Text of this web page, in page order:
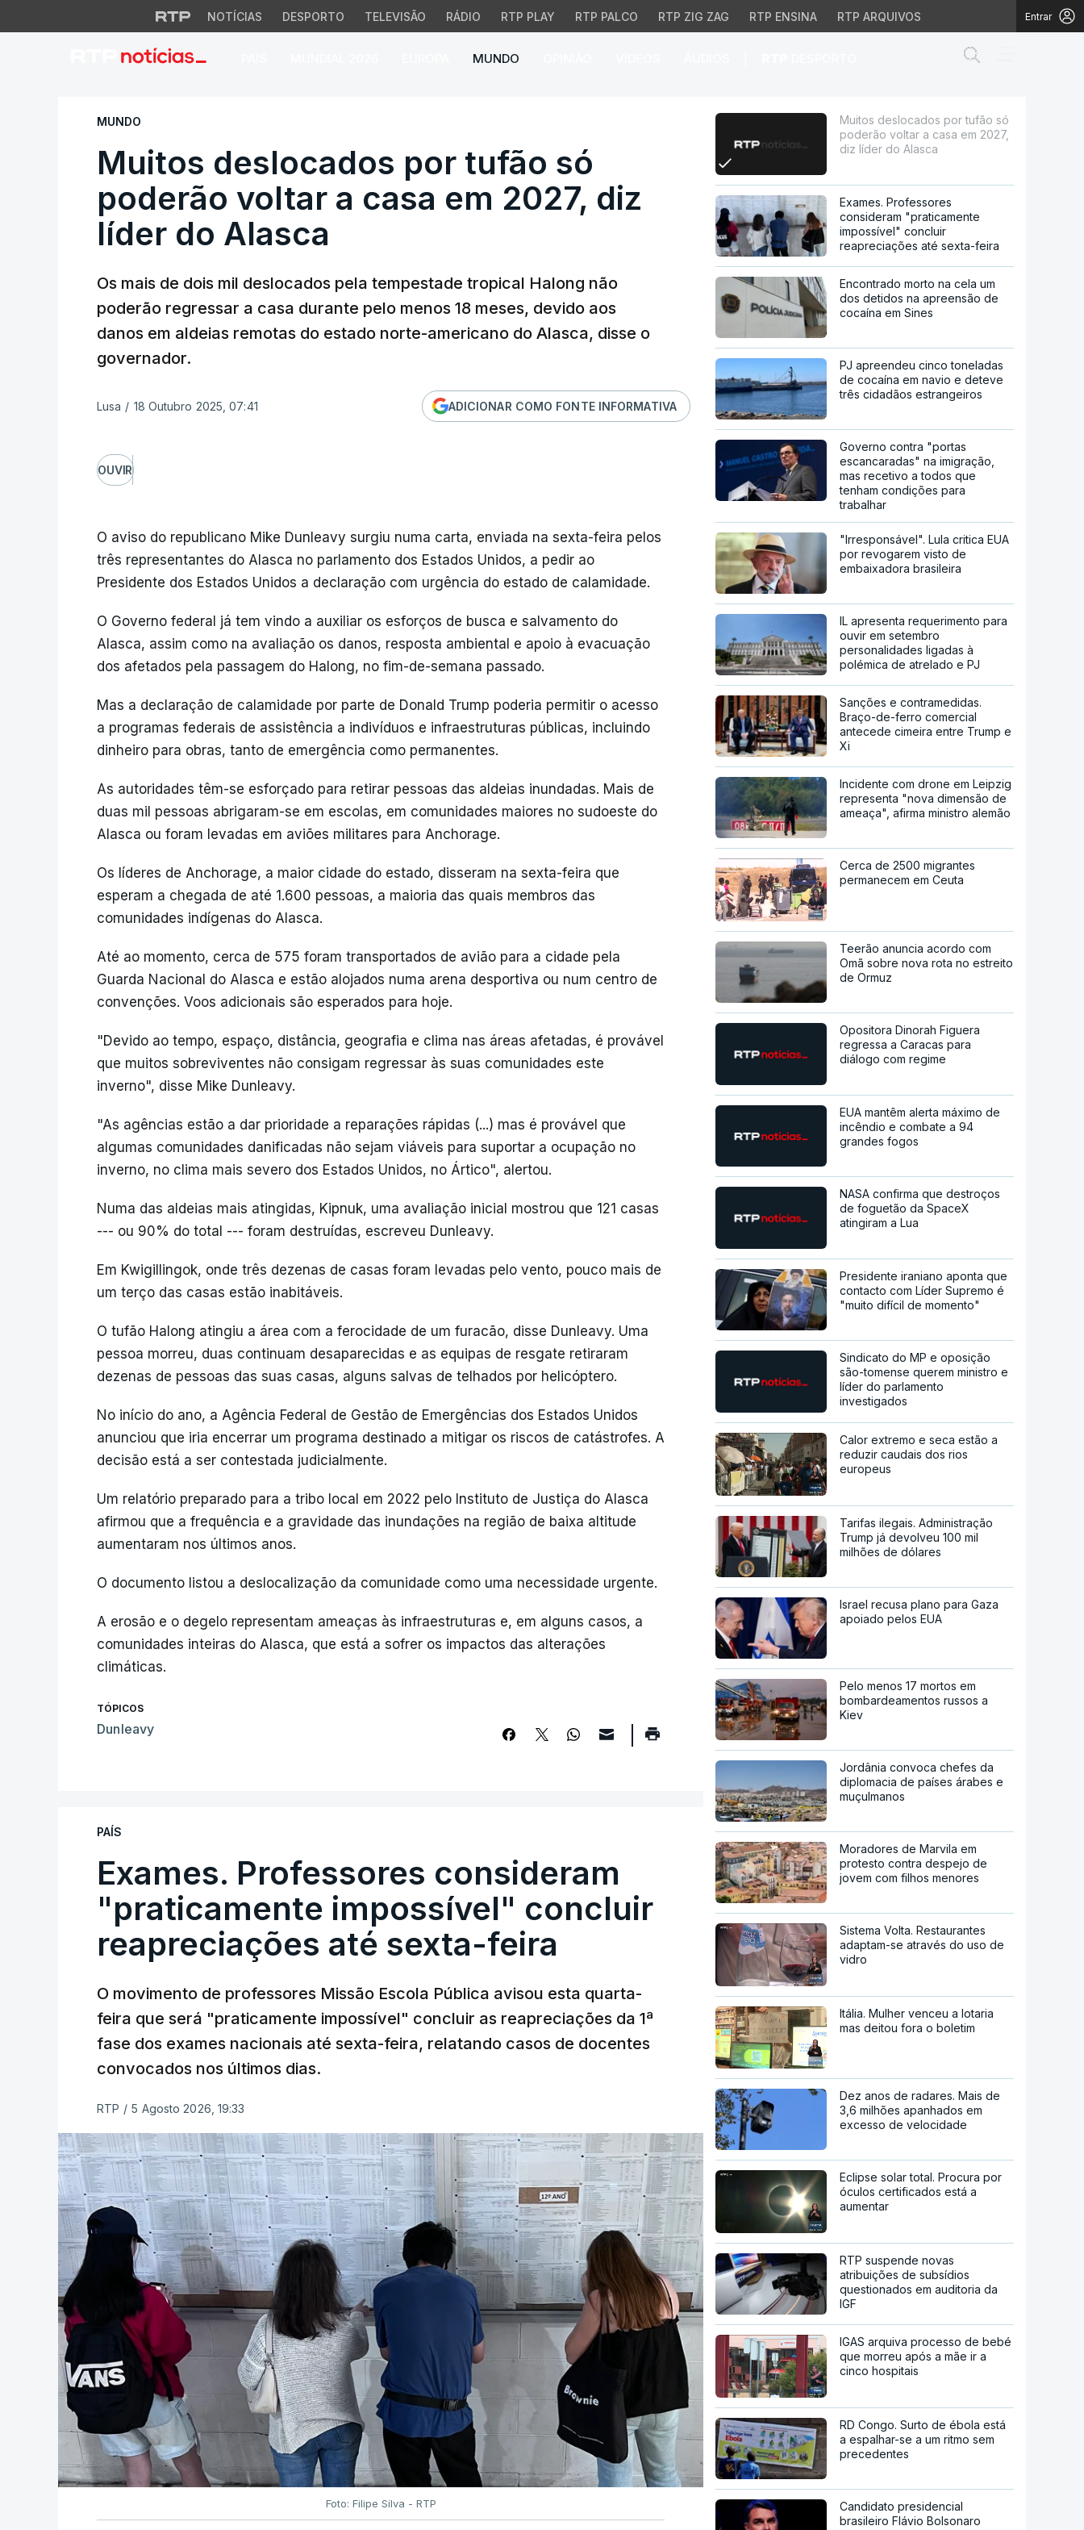
NOTÍCIAS DESPORTO TELEVISÃO RÁDIO RTP PLAY RTP PALCO RTP ZIG ZAG RTP ENSINA RTP ARQUIVOS Entrar
MUNDO
Muitos deslocados por tufão só poderão voltar a casa em 2027,
MUNDO
Muitos deslocados por tufão só
poderão voltar a casa em 2027, diz
líder do Alasca
Os mais de dois mil deslocados pela tempestade tropical Halong não
poderão regressar a casa durante pelo menos 18 meses, devido aos
danos em aldeias remotas do estado norte-americano do Alasca, disse o
governador.
Lusa / 18 Outubro 2025, 07:41 ADICIONAR COMO FONTE INFORMATIVA
OUVIR
O aviso do republicano Mike Dunleavy surgiu numa carta, enviada na sexta-feira pelos
três representantes do Alasca no parlamento dos Estados Unidos, a pedir ao
Presidente dos Estados Unidos a declaração com urgência do estado de calamidade.
O Governo federal já tem vindo a auxiliar os esforços de busca e salvamento do
Alasca, assim como na avaliação os danos, resposta ambiental e apoio à evacuação
dos afetados pela passagem do Halong, no fim-de-semana passado.
Mas a declaração de calamidade por parte de Donald Trump poderia permitir o acesso
a programas federais de assistência a indivíduos e infraestruturas públicas, incluindo
dinheiro para obras, tanto de emergência como permanentes.
As autoridades têm-se esforçado para retirar pessoas das aldeias inundadas. Mais de
duas mil pessoas abrigaram-se em escolas, em comunidades maiores no sudoeste do
Alasca ou foram levadas em aviões militares para Anchorage.
Os líderes de Anchorage, a maior cidade do estado, disseram na sexta-feira que
esperam a chegada de até 1.600 pessoas, a maioria das quais membros das
comunidades indígenas do Alasca.
Até ao momento, cerca de 575 foram transportados de avião para a cidade pela
Guarda Nacional do Alasca e estão alojados numa arena desportiva ou num centro de
convenções. Voos adicionais são esperados para hoje.
"Devido ao tempo, espaço, distância, geografia e clima nas áreas afetadas, é provável
que muitos sobreviventes não consigam regressar às suas comunidades este
inverno", disse Mike Dunleavy.
"As agências estão a dar prioridade a reparações rápidas (...) mas é provável que
algumas comunidades danificadas não sejam viáveis para suportar a ocupação no
inverno, no clima mais severo dos Estados Unidos, no Ártico", alertou.
Numa das aldeias mais atingidas, Kipnuk, uma avaliação inicial mostrou que 121 casas
--- ou 90% do total --- foram destruídas, escreveu Dunleavy.
Em Kwigillingok, onde três dezenas de casas foram levadas pelo vento, pouco mais de
um terço das casas estão inabitáveis.
O tufão Halong atingiu a área com a ferocidade de um furacão, disse Dunleavy. Uma
pessoa morreu, duas continuam desaparecidas e as equipas de resgate retiraram
dezenas de pessoas das suas casas, alguns salvas de telhados por helicóptero.
No início do ano, a Agência Federal de Gestão de Emergências dos Estados Unidos
anunciou que iria encerrar um programa destinado a mitigar os riscos de catástrofes. A
decisão está a ser contestada judicialmente.
Um relatório preparado para a tribo local em 2022 pelo Instituto de Justiça do Alasca
afirmou que a frequência e a gravidade das inundações na região de baixa altitude
aumentaram nos últimos anos.
O documento listou a deslocalização da comunidade como uma necessidade urgente.
A erosão e o degelo representam ameaças às infraestruturas e, em alguns casos, a
comunidades inteiras do Alasca, que está a sofrer os impactos das alterações
climáticas.
TÓPICOS
Dunleavy
PAÍS
Exames. Professores consideram
"praticamente impossível" concluir
reapreciações até sexta-feira
O movimento de professores Missão Escola Pública avisou esta quarta-
feira que será "praticamente impossível" concluir as reapreciações da 1ª
fase dos exames nacionais até sexta-feira, relatando casos de docentes
convocados nos últimos dias.
RTP / 5 Agosto 2026, 19:33
Foto: Filipe Silva - RTP
Muitos deslocados por tufão só
poderão voltar a casa em 2027,
diz líder do Alasca
Exames. Professores
consideram "praticamente
impossível" concluir
reapreciações até sexta-feira
Encontrado morto na cela um
dos detidos na apreensão de
cocaína em Sines
PJ apreendeu cinco toneladas
de cocaína em navio e deteve
três cidadãos estrangeiros
Governo contra "portas
escancaradas" na imigração,
mas recetivo a todos que
tenham condições para
trabalhar
"Irresponsável". Lula critica EUA
por revogarem visto de
embaixadora brasileira
IL apresenta requerimento para
ouvir em setembro
personalidades ligadas à
polémica de atrelado e PJ
Sanções e contramedidas.
Braço-de-ferro comercial
antecede cimeira entre Trump e
Xi
Incidente com drone em Leipzig
representa "nova dimensão de
ameaça", afirma ministro alemão
Cerca de 2500 migrantes
permanecem em Ceuta
Teerão anuncia acordo com
Omã sobre nova rota no estreito
de Ormuz
Opositora Dinorah Figuera
regressa a Caracas para
diálogo com regime
EUA mantêm alerta máximo de
incêndio e combate a 94
grandes fogos
NASA confirma que destroços
de foguetão da SpaceX
atingiram a Lua
Presidente iraniano aponta que
contacto com Líder Supremo é
"muito difícil de momento"
Sindicato do MP e oposição
são-tomense querem ministro e
líder do parlamento
investigados
Calor extremo e seca estão a
reduzir caudais dos rios
europeus
Tarifas ilegais. Administração
Trump já devolveu 100 mil
milhões de dólares
Israel recusa plano para Gaza
apoiado pelos EUA
Pelo menos 17 mortos em
bombardeamentos russos a
Kiev
Jordânia convoca chefes da
diplomacia de países árabes e
muçulmanos
Moradores de Marvila em
protesto contra despejo de
jovem com filhos menores
Sistema Volta. Restaurantes
adaptam-se através do uso de
vidro
Itália. Mulher venceu a lotaria
mas deitou fora o boletim
Dez anos de radares. Mais de
3,6 milhões apanhados em
excesso de velocidade
Eclipse solar total. Procura por
óculos certificados está a
aumentar
RTP suspende novas
atribuições de subsídios
questionados em auditoria da
IGF
IGAS arquiva processo de bebé
que morreu após a mãe ir a
cinco hospitais
RD Congo. Surto de ébola está
a espalhar-se a um ritmo sem
precedentes
Candidato presidencial
brasileiro Flávio Bolsonaro